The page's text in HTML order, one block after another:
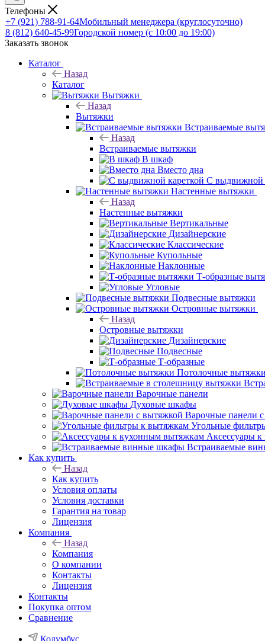
Телефоны
+7 (921) 788-91-64Мобильный менеджера (круглосуточно)
8 (812) 640-45-99Городской номер (с 10:00 до 19:00)
Заказать звонок
Каталог
Назад
Каталог
Вытяжки
Назад
Вытяжки
Встраиваемые
Назад
Встраиваемые вытяжки
В шкаф
Вместо дна
С выдвижной
Настенные вытяжки
Назад
Настенные вытяжки
Вертикальные
Дизайнерские
Классические
Купольные
Наклонные
Т-образные
Угловые
Подвесные вытяжки
Островные вытяжки
Назад
Островные вытяжки
Дизайнерские
Подвесные
Т-образные
Потолочные вытяжки
Варочные панели
Духовые шкафы
Варочные панели
Угольные
Аксессуары
Встраиваемые
Как купить
Назад
Как купить
Условия оплаты
Условия доставки
Гарантия на товар
Лицензия
Компания
Назад
Компания
О компании
Контакты
Лицензия
Контакты
Покупка оптом
Сравнение
Колумбус